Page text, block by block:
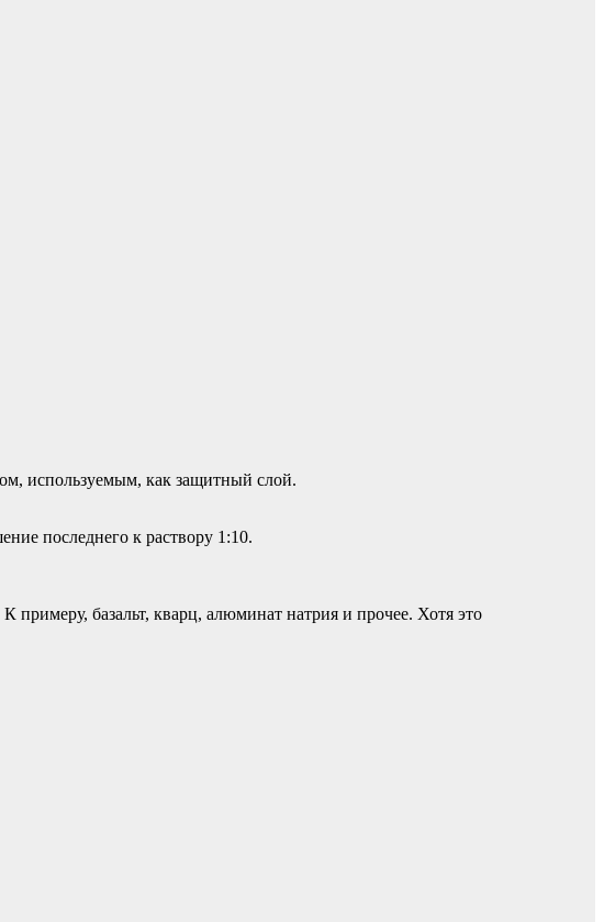
используемым, как защитный слой.
последнего к раствору 1:10.
базальт, кварц, алюминат натрия и прочее. Хотя это